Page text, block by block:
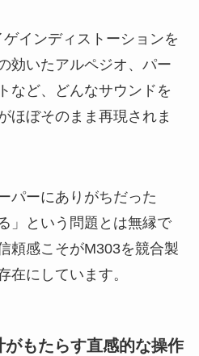
インディストーションを
効いたアルペジオ、パー
など、どんなサウンドを
ほぼそのまま再現されま
パーにありがちだった
」という問題とは無縁で
頼感こそがM303を競合製
在にしています。
もたらす直感的な操作